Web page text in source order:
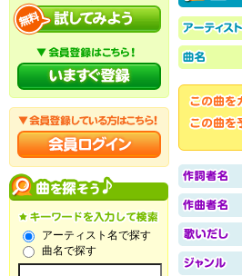
アーティスト名で探す
曲名で探す